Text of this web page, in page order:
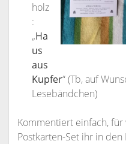
holz
:
„Ha
us
aus
Kupfer“ (Tb, auf
Lesebändchen)
Kommentiert einfach,
Postkarten-Set ihr in